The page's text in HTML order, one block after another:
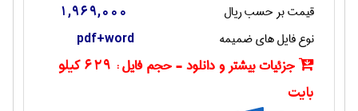
قیمت بر حسب ریال 1,969,000
نوع فایل های ضمیمه pdf+word
جزئیات بیشتر و دانلود - حجم فایل :
629 کیلو
بایت